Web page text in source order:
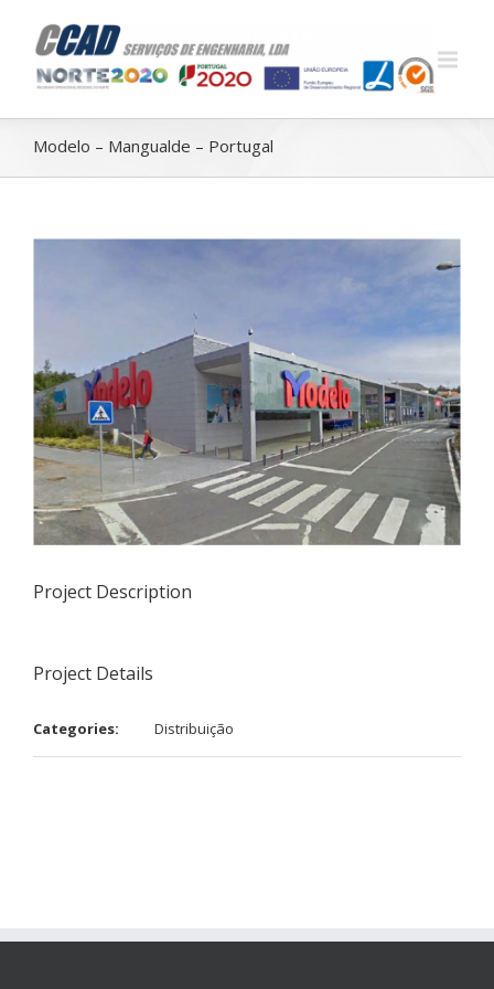
Modelo – Mangualde – Portugal
Project Description
Project Details
Categories: Distribuição